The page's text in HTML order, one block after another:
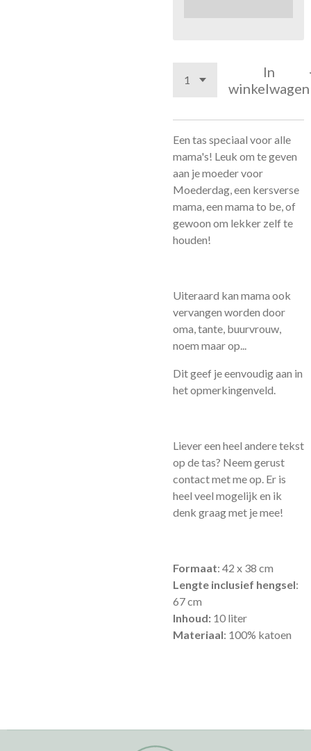
In
winkelwagen
Een tas speciaal voor alle
mama's! Leuk om te geven
aan je moeder voor
Moederdag, een kersverse
mama, een mama to be, of
gewoon om lekker zelf te
houden!
Uiteraard kan mama ook
vervangen worden door
oma, tante, buurvrouw,
noem maar op...
Dit geef je eenvoudig aan in
het opmerkingenveld.
Liever een heel andere tekst
op de tas? Neem gerust
contact met me op. Er is
heel veel mogelijk en ik
denk graag met je mee!
Formaat: 42 x 38 cm
Lengte inclusief hengsel:
67 cm
Inhoud: 10 liter
Materiaal: 100% katoen